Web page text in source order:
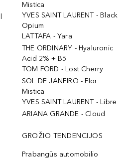
Mistica
YVES SAINT LAURENT - Black
Opium
LATTAFA - Yara
THE ORDINARY - Hyaluronic
Acid 2% + B5
TOM FORD - Lost Cherry
SOL DE JANEIRO - Flor
Mistica
YVES SAINT LAURENT - Libre
ARIANA GRANDE - Cloud
GROŽIO TENDENCIJOS
Prabangūs automobilio